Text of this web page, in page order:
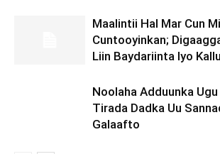
Maalintii Hal Mar Cun
Cuntooyinkan;
Liin Baydariinta Iyo
Noolaha Adduunka
Tirada Dadka Uu
Galaafto